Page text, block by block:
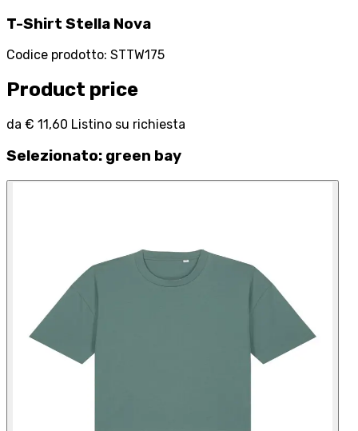
T-Shirt Stella Nova
Codice prodotto: STTW175
Product price
da € 11,60 Listino su richiesta
Selezionato: green bay